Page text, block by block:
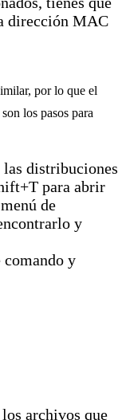
dirección MAC
por lo que el
los pasos para
distribuciones
para abrir
de
y
y
archivos que